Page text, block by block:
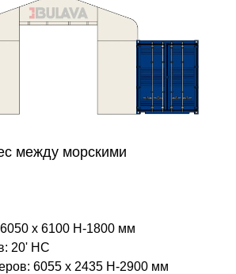
между морскими
х 6100 Н-1800 мм
20' НС
6055 х 2435 Н-2900 мм